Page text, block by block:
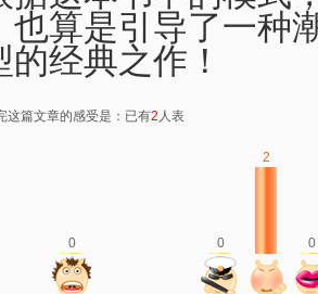
也算是引导了一种
的经典之作！
这篇文章的感受是：已有2 人表
0 0
2
0